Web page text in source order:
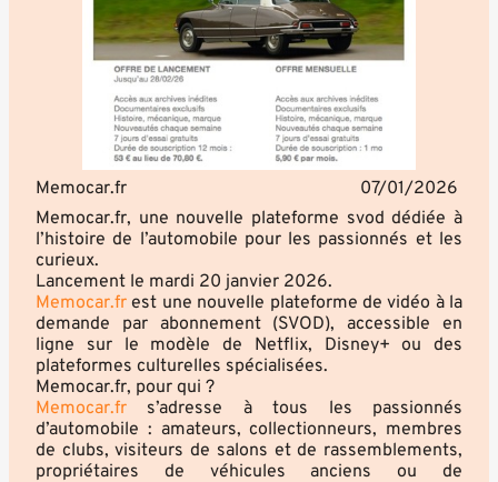
Memocar.fr
07/01/2026
Memocar.fr, une nouvelle plateforme svod dédiée à
l’histoire de l’automobile pour les passionnés et les
curieux.
Lancement le mardi 20 janvier 2026.
Memocar.fr est une nouvelle plateforme de vidéo à la
demande par abonnement (SVOD), accessible en
ligne sur le modèle de Netflix, Disney+ ou des
plateformes culturelles spécialisées.
Memocar.fr, pour qui ?
Memocar.fr s’adresse à tous les passionnés
d’automobile : amateurs, collectionneurs, membres
de clubs, visiteurs de salons et de rassemblements,
propriétaires de véhicules anciens ou de